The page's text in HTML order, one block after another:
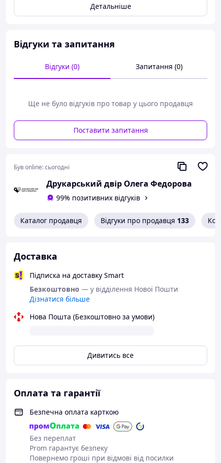
фантазії та дорослішання, сповнена гумору, пригод і
Швамбранію — дивовижний світ свободи, мандрів і
реальне життя дореволюційної гімназії, сімейні події,
шкільні пригоди та зміни великої історичної епохи.
безпосередність і мудрий погляд дорослої людини.
Книга читається легко, захопливо й дарує справжню
радість читання.
Чудовий вибір для дітей, підлітків і дорослих, які
Детальніше
Відгуки та запитання
Відгуки (0) Запитання (0)
Ще не було відгуків про товар у цього продавця
Поставити запитання
Був online:сьогодні
Друкарський двір Олега Федорова
99% позитивних відгуків
Каталог продавця Відгуки про продавця 133
Доставка
Підписка на доставку Smart
Безкоштовно — у відділення Нової Пошти
Дізнатися більше
Нова Пошта (Безкоштовно за умови)
Дивитись все
Оплата та гарантії
Безпечна оплата карткою
Без переплат
Prom гарантує безпеку
Повернемо гроші при відмові від посилки